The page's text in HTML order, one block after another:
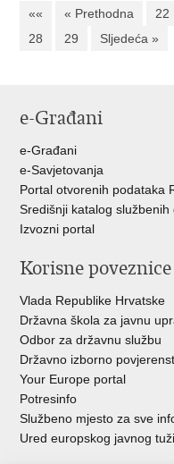
«« « Prethodna 22
28
29 Sljedeća »
e-Građani
e-Građani
e-Savjetovanja
Portal otvorenih podataka
Središnji katalog službenih
Izvozni portal
Korisne poveznice
Vlada Republike Hrvatske
Državna škola za javnu
Odbor za državnu službu
Državno izborno
Your Europe portal
Potresinfo
Službeno mjesto za sve
Ured europskog javnog